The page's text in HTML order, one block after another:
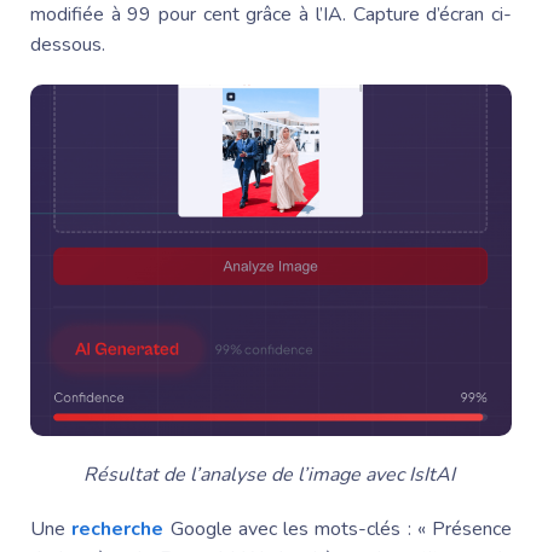
modifiée à 99 pour cent grâce à l’IA. Capture d’écran ci-
dessous.
Résultat de l’analyse de l’image avec IsItAI
Une recherche Google avec les mots-clés : « Présence